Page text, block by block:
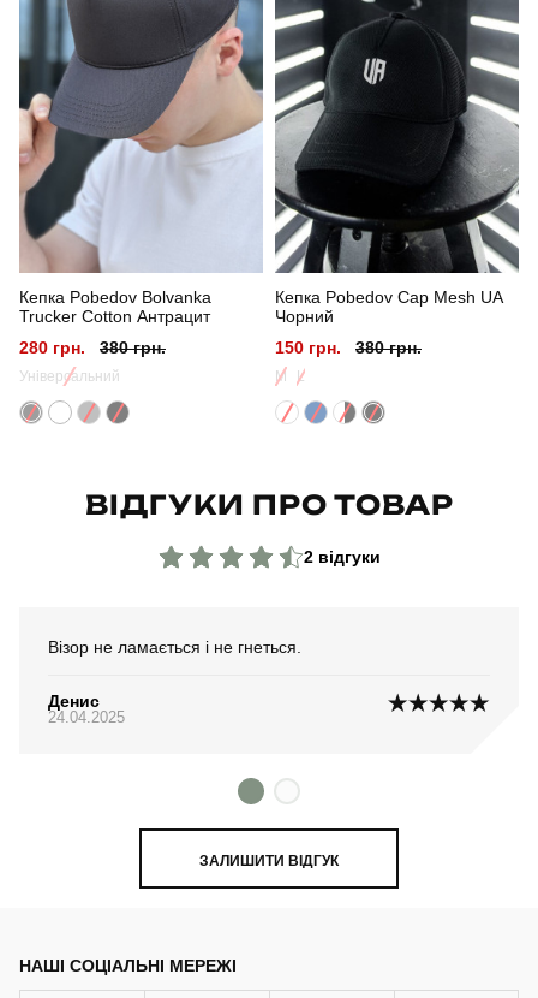
Призначення для повсякденного носіння
Стать унісекс
Стиль повсякденний
Сезон літо
Колір чорний
Матеріал котон
Кепка Pobedov Bolvanka
Trucker Cotton Антрацит
280 грн.
380 грн.
Універсальний
Кепка Pobedov Cap Mesh UA
Чорний
150 грн.
380 грн.
M L
ВІДГУКИ ПРО ТОВАР
2 відгуки
Візор не ламається і не гнеться.
Денис
24.04.2025
ЗАЛИШИТИ ВІДГУК
НАШІ СОЦІАЛЬНІ МЕРЕЖІ